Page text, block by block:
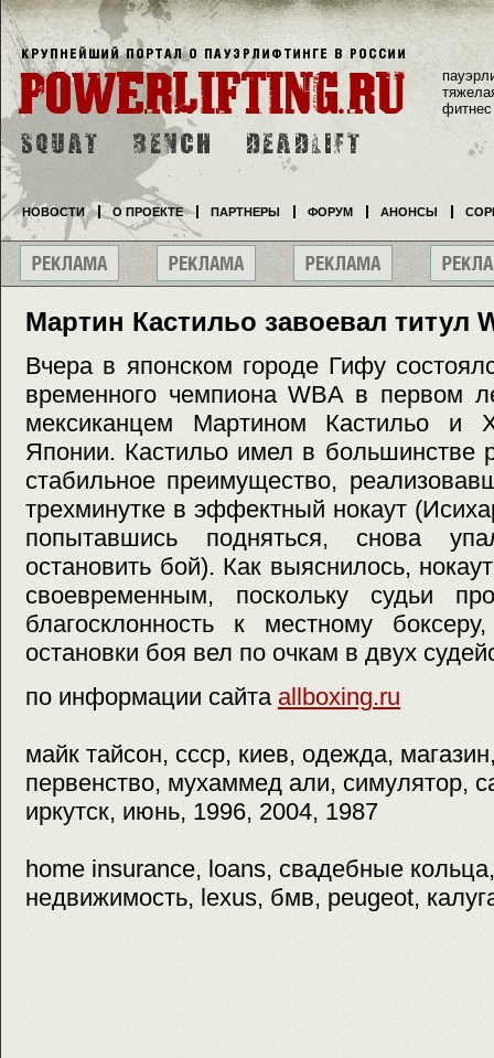
Мартин Кастильо завоевал титул
Вчера в японском городе Гифу
временного чемпиона WBA в первом
мексиканцем Мартином Кастильо и
Японии. Кастильо имел в большинстве
стабильное преимущество,
трехминутке в эффектный нокаут
попытавшись подняться, снова
остановить бой). Как выяснилось,
своевременным, поскольку судьи
благосклонность к местному
остановки боя вел по очкам в двух
по информации сайта allboxing.ru
майк тайсон, ссср, киев, одежда,
первенство, мухаммед али, симулятор,
иркутск, июнь, 1996, 2004, 1987
home insurance, loans, свадебные
недвижимость, lexus, бмв, peugeot,
фитнес
НОВОСТИ О ПРОЕКТЕ ПАРТНЕРЫ ФОРУМ АНОНСЫ